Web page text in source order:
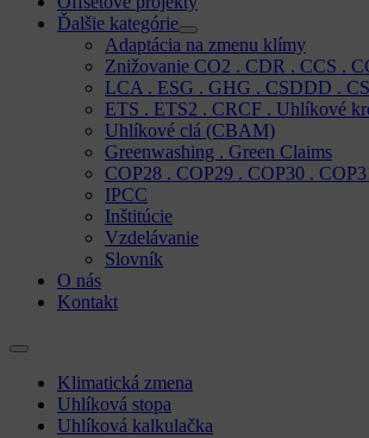
Ďalšie kategórie
Adaptácia na zmenu klímy
Znižovanie CO2 . CDR . CCS .
LCA . ESG . GHG . CSDDD .
ETS . ETS2 . CRCF . Uhlíkové
Uhlíkové clá (CBAM)
Greenwashing . Green Claims
COP28 . COP29 . COP30 .
IPCC
Inštitúcie
Vzdelávanie
Slovník
O nás
Kontakt
Klimatická zmena
Uhlíková stopa
Uhlíková kalkulačka